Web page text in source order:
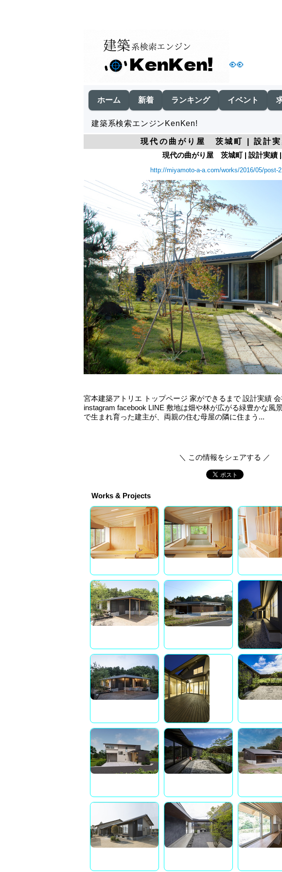
👀
ホーム 新着 ランキング イベント
建築系検索エンジンKenKen!
現代の曲がり屋 茨城町 | 設計
現代の曲がり屋 茨城町 | 設計実績
http://miyamoto-a-a.com/works/2016/05/post-
宮本建築アトリエ トップページ 家ができるまで 設計実績
instagram facebook LINE 敷地は畑や林が広がる緑豊かな風
で生まれ育った建主が、両親の住む母屋の隣に住まう...
＼ この情報をシェアする ／
Works & Projects